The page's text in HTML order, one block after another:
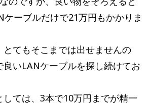
ケーブルだけで21万円もかかりま
てもそこまでは出せませんの
良いLANケーブルを探し続けてお
ては、3本で10万円までが精一